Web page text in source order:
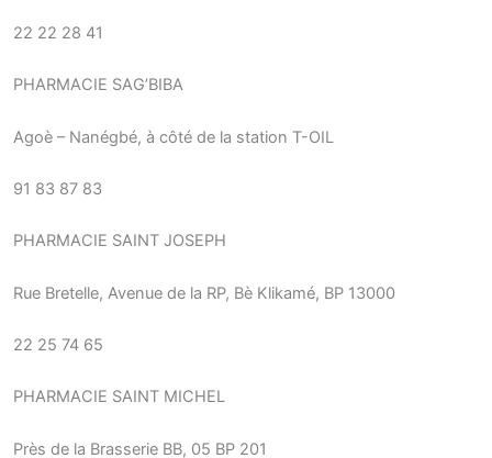
22 22 28 41
PHARMACIE SAG’BIBA
Agoè – Nanégbé, à côté de la station T-OIL
91 83 87 83
PHARMACIE SAINT JOSEPH
Rue Bretelle, Avenue de la RP, Bè Klikamé, BP 13000
22 25 74 65
PHARMACIE SAINT MICHEL
Près de la Brasserie BB, 05 BP 201